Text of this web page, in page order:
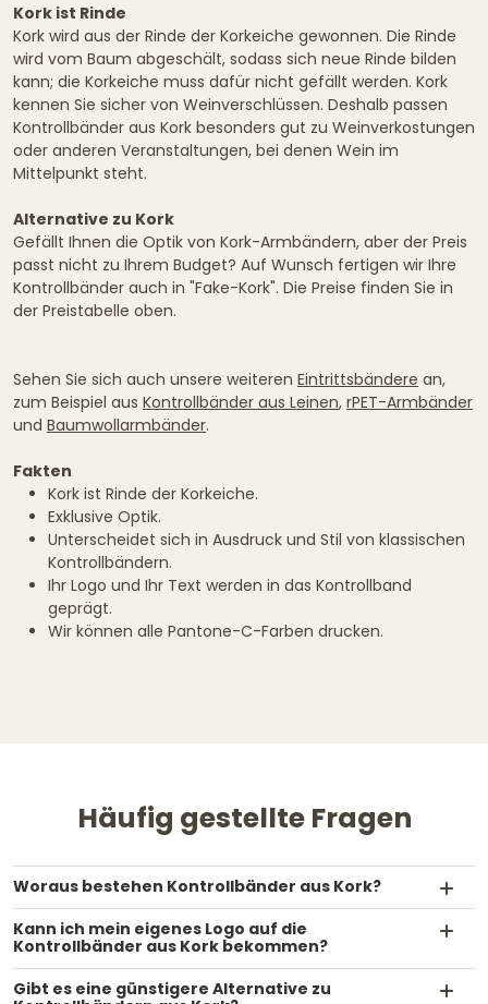
Kork ist Rinde
Kork wird aus der Rinde der Korkeiche gewonnen. Die Rinde
wird vom Baum abgeschält, sodass sich neue Rinde bilden
kann; die Korkeiche muss dafür nicht gefällt werden. Kork
kennen Sie sicher von Weinverschlüssen. Deshalb passen
Kontrollbänder aus Kork besonders gut zu Weinverkostungen
oder anderen Veranstaltungen, bei denen Wein im
Mittelpunkt steht.
Alternative zu Kork
Gefällt Ihnen die Optik von Kork-Armbändern, aber der Preis
passt nicht zu Ihrem Budget? Auf Wunsch fertigen wir Ihre
Kontrollbänder auch in "Fake-Kork". Die Preise finden Sie in
der Preistabelle oben.
Sehen Sie sich auch unsere weiteren Eintrittsbändere an,
zum Beispiel aus Kontrollbänder aus Leinen, rPET-Armbänder
und Baumwollarmbänder.
Fakten
Kork ist Rinde der Korkeiche.
Exklusive Optik.
Unterscheidet sich in Ausdruck und Stil von klassischen
Kontrollbändern.
Ihr Logo und Ihr Text werden in das Kontrollband
geprägt.
Wir können alle Pantone-C-Farben drucken.
Häufig gestellte Fragen
Woraus bestehen Kontrollbänder aus Kork?
Kann ich mein eigenes Logo auf die
Kontrollbänder aus Kork bekommen?
Gibt es eine günstigere Alternative zu